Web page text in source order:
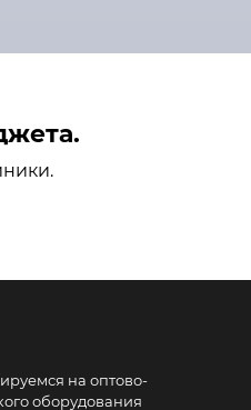
на оптово-
оборудования